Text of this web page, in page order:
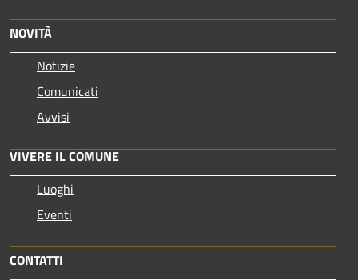
NOVITÀ
Notizie
Comunicati
Avvisi
VIVERE IL COMUNE
Luoghi
Eventi
CONTATTI